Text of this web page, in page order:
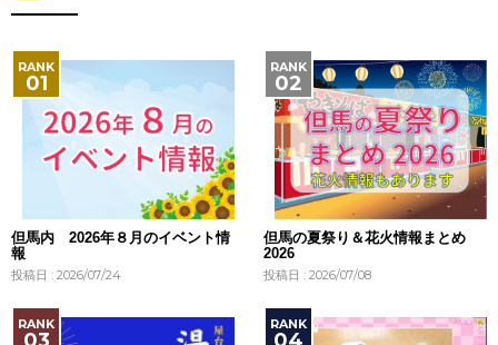
但馬内 2026年８月のイベント情
報
投稿日 : 2026/07/24
但馬の夏祭り＆花火情報まとめ
2026
投稿日 : 2026/07/08